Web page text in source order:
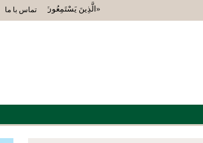
«الَّذِينَ يَسْتَمِعُونَ الْقَوْلَ فَيَتَّبِعُونَ
تماس با ما